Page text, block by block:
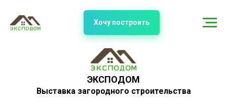
ЭКСПОДОМ
Выставка загородного строительства
Хочу построить